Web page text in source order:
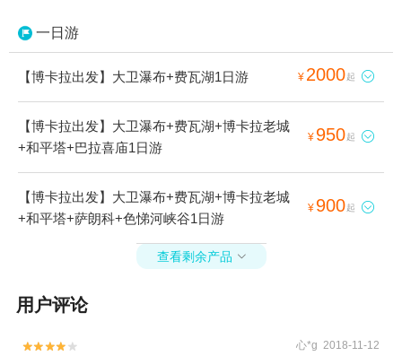
一日游
【博卡拉出发】大卫瀑布+费瓦湖1日游 ¥ 2000起 
【博卡拉出发】大卫瀑布+费瓦湖+博卡拉老城
+和平塔+巴拉喜庙1日游
¥ 950起 
【博卡拉出发】大卫瀑布+费瓦湖+博卡拉老城
+和平塔+萨朗科+色悌河峡谷1日游
¥ 900起 
查看剩余产品 
用户评论

 心*g 2018-11-12